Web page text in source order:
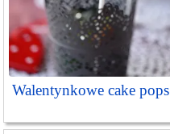
Walentynkowe cake pops